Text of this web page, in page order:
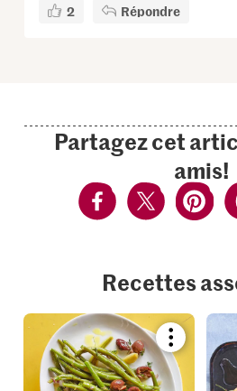
2 Répondre
Partagez cet
amis!
Recettes
Bookmark
recipe
or
add